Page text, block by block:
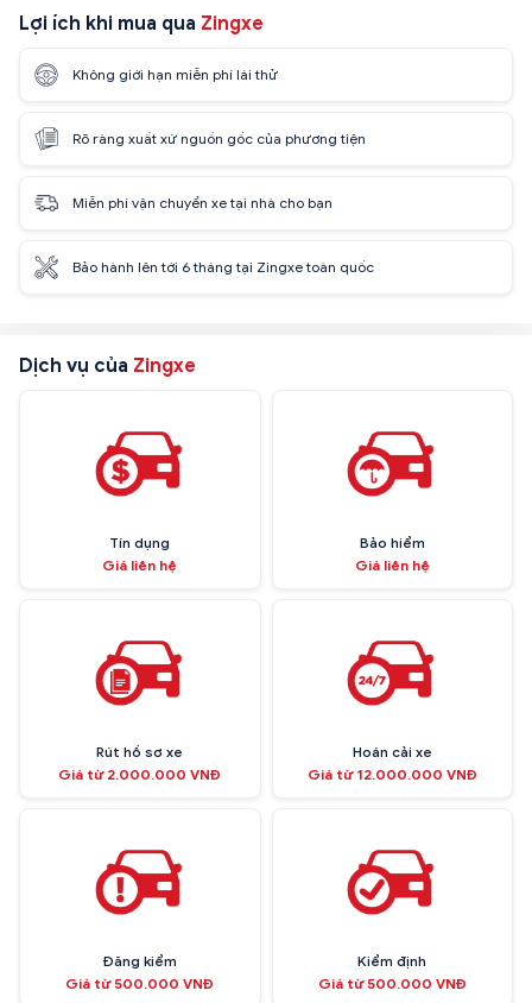
Lợi ích khi mua qua Zingxe
Không giới hạn miễn phí lái thử
Rõ ràng xuất xứ nguồn gốc của phương tiện
Miễn phí vận chuyển xe tại nhà cho bạn
Bảo hành lên tới 6 tháng tại Zingxe toàn quốc
Dịch vụ của Zingxe
Tín dụng
Giá liên hệ
Bảo hiểm
Giá liên hệ
Rút hồ sơ xe
Giá từ 2.000.000 VNĐ
Hoán cải xe
Giá từ 12.000.000 VNĐ
Đăng kiểm
Giá từ 500.000 VNĐ
Kiểm định
Giá từ 500.000 VNĐ